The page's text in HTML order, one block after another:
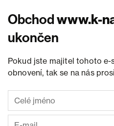
Obchodwww.k-
ukončen
Pokud jste majitel tohoto e-
obnovení, tak se na nás